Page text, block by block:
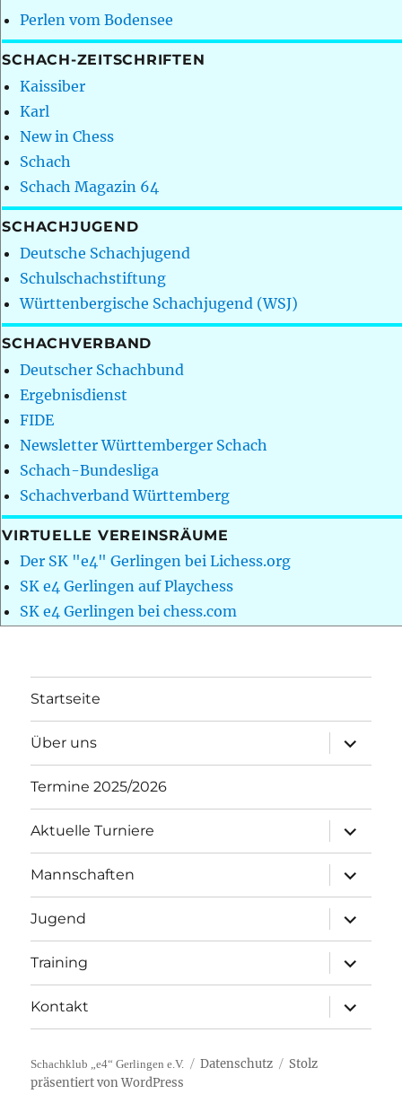
Perlen vom Bodensee
SCHACH-ZEITSCHRIFTEN
Kaissiber
Karl
New in Chess
Schach
Schach Magazin 64
SCHACHJUGEND
Deutsche Schachjugend
Schulschachstiftung
Württenbergische Schachjugend (WSJ)
SCHACHVERBAND
Deutscher Schachbund
Ergebnisdienst
FIDE
Newsletter Württemberger Schach
Schach-Bundesliga
Schachverband Württemberg
VIRTUELLE VEREINSRÄUME
Der SK "e4" Gerlingen bei Lichess.org
SK e4 Gerlingen auf Playchess
SK e4 Gerlingen bei chess.com
Startseite
Über uns
öffnen
Termine 2025/2026
Aktuelle Turniere
öffnen
Mannschaften
öffnen
Jugend
öffnen
Training
öffnen
Kontakt
öffnen
Schachklub „e4“ Gerlingen e.V. Datenschutz
Stolz
präsentiert von WordPress